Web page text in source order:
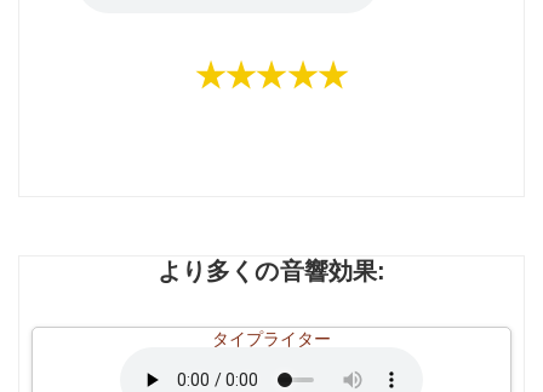
★★★★★
より多くの音響効果:
タイプライター